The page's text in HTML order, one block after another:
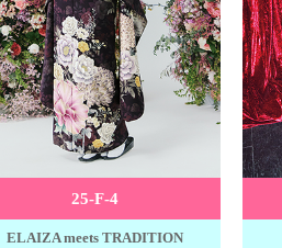
25-F-4
ELAIZA meets TRADITION